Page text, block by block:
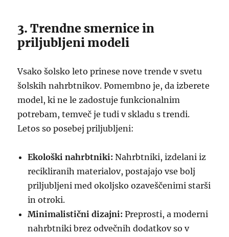
3. Trendne smernice in
priljubljeni modeli
Vsako šolsko leto prinese nove trende v svetu
šolskih nahrbtnikov. Pomembno je, da izberete
model, ki ne le zadostuje funkcionalnim
potrebam, temveč je tudi v skladu s trendi.
Letos so posebej priljubljeni:
Ekološki nahrbtniki: Nahrbtniki, izdelani iz
recikliranih materialov, postajajo vse bolj
priljubljeni med okoljsko ozaveščenimi starši
in otroki.
Minimalistični dizajni: Preprosti, a moderni
nahrbtniki brez odvečnih dodatkov so v